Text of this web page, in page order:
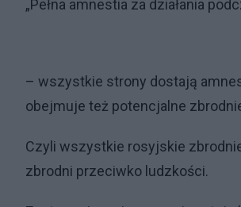
„Pełna amnestia za działania
– wszystkie strony dostają
obejmuje też potencjalne
Czyli wszystkie rosyjskie
zbrodni przeciwko ludzkości.